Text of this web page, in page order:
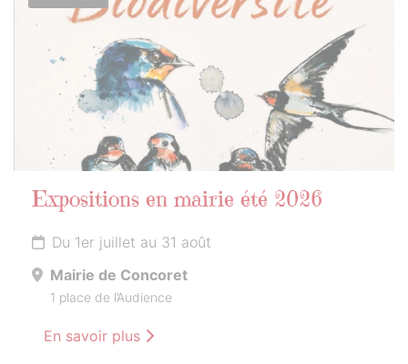
Expositions en mairie été 2026
Du 1er juillet au 31 août
Mairie de Concoret
1 place de l’Audience
En savoir plus